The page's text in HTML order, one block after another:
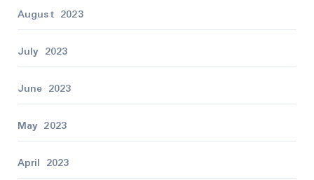
August 2023
July 2023
June 2023
May 2023
April 2023